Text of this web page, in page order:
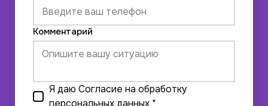
Комментарий
Я даю Согласие на обработку
персональных данных *